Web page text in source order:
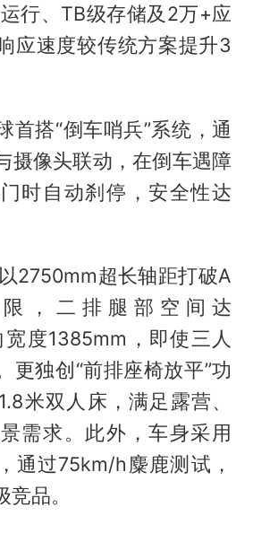
行、TB级存储及2万+应
应速度较传统方案提升3
首搭“倒车哨兵”系统，通
摄像头联动，在倒车遇障
时自动刹停，安全性达
2750mm超长轴距打破A
，二排腿部空间达
度1385mm，即使三人
更独创“前排座椅放平”功
米双人床，满足露营、
需求。此外，车身采用
通过75km/h麋鹿测试，
品。